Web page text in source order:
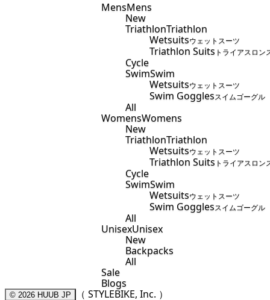
MensMens
New
TriathlonTriathlon
Wetsuitsウェットスーツ
Triathlon Suits トライアスロン
Cycle
SwimSwim
Wetsuitsウェットスーツ
Swim Gogglesスイムゴーグル
All
WomensWomens
New
TriathlonTriathlon
Wetsuitsウェットスーツ
Triathlon Suits トライアスロン
Cycle
SwimSwim
Wetsuitsウェットスーツ
Swim Gogglesスイムゴーグル
All
UnisexUnisex
New
Backpacks
All
Sale
Blogs
© 2026 HUUB JP （ STYLEBIKE, Inc. ）